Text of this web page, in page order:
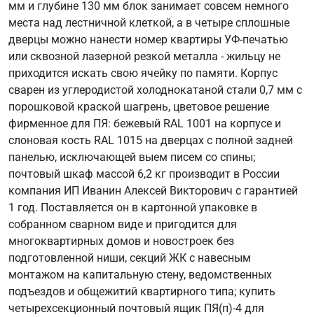
мм и глубине 130 мм блок занимает совсем немного
места над лестничной клеткой, а в четыре сплошные
дверцы можно нанести номер квартиры УФ-печатью
или сквозной лазерной резкой металла - жильцу не
приходится искать свою ячейку по памяти. Корпус
сварен из углеродистой холоднокатаной стали 0,7 мм с
порошковой краской шагрень, цветовое решение
фирменное для ПЯ: бежевый RAL 1001 на корпусе и
слоновая кость RAL 1015 на дверцах с полной задней
панелью, исключающей выем писем со спины;
почтовый шкаф массой 6,2 кг производит в России
компания ИП Иванин Алексей Викторович с гарантией
1 год. Поставляется он в картонной упаковке в
собранном сварном виде и пригодится для
многоквартирных домов и новостроек без
подготовленной ниши, секций ЖК с навесным
монтажом на капитальную стену, ведомственных
подъездов и общежитий квартирного типа; купить
четырехсекционный почтовый ящик ПЯ(п)-4 для